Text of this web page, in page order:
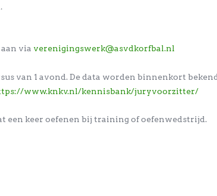
via verenigingswerk@asvdkorfbal.nl
van 1 avond. De data worden binnenkort
www.knkv.nl/kennisbank/juryvoorzitter/
een keer oefenen bij training of oefenwedstrijd.